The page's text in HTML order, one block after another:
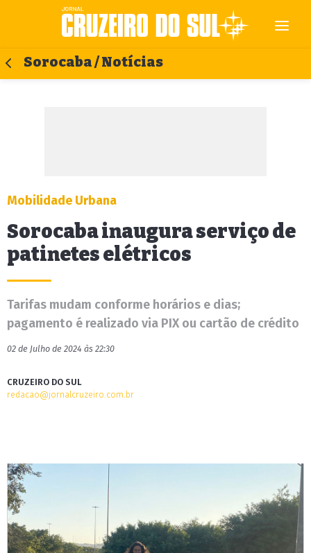
Sorocaba / Notícias
Mobilidade Urbana
Sorocaba inaugura serviço de
patinetes elétricos
Tarifas mudam conforme horários e dias;
pagamento é realizado via PIX ou cartão de crédito
02 de Julho de 2024 às 22:30
CRUZEIRO DO SUL
redacao@jornalcruzeiro.com.br